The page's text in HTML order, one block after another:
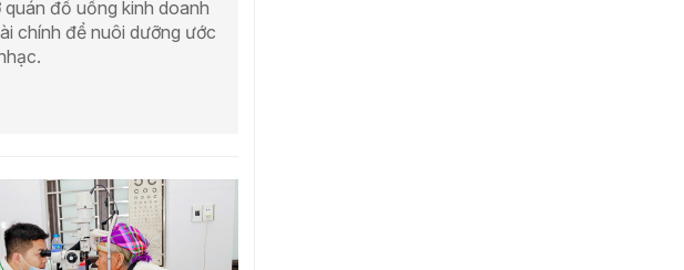
quán đồ uống kinh doanh
chính để nuôi dưỡng ước